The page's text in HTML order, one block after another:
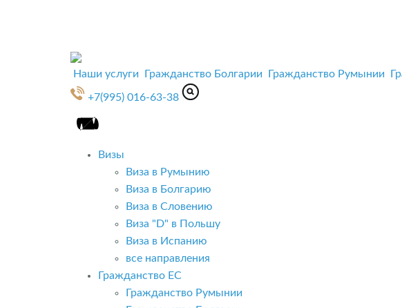
Наши услуги Гражданство Болгарии Гражданство Румынии
+7(995) 016-63-38
Визы
Виза в Румынию
Виза в Болгарию
Виза в Словению
Виза "D" в Польшу
Виза в Испанию
все направления
Гражданство ЕС
Гражданство Румынии